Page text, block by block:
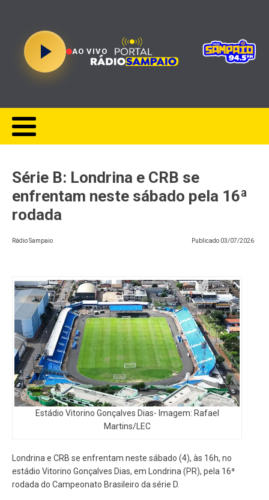
AO VIVO
Série B: Londrina e CRB se
enfrentam neste sábado pela 16ª
rodada
Rádio Sampaio Publicado 03/07/2026
Estádio Vitorino Gonçalves Dias- Imagem: Rafael
Martins/LEC
Londrina e CRB se enfrentam neste sábado (4), às 16h, no
estádio Vitorino Gonçalves Dias, em Londrina (PR), pela 16ª
rodada do Campeonato Brasileiro da série D.